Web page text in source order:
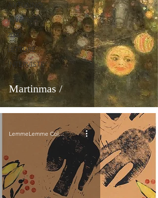
AUTUNNO
INVERNO
2020
LETTURE
INTERVISTE
Martinmas /
LemmeLemme Collective